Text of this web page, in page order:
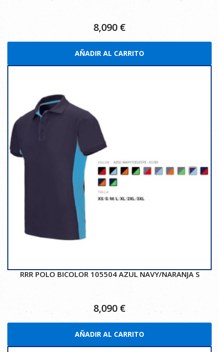
8,090 €
AÑADIR AL CARRITO
RRR POLO BICOLOR 105504 AZUL NAVY/NARANJA S
8,090 €
AÑADIR AL CARRITO